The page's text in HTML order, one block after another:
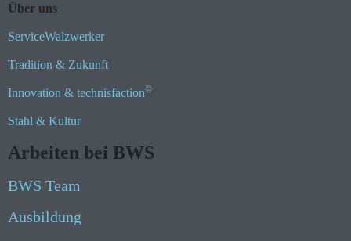
Über uns
ServiceWalzwerker
Tradition & Zukunft
Innovation & technisfaction©
Stahl & Kultur
Arbeiten bei BWS
BWS Team
Ausbildung